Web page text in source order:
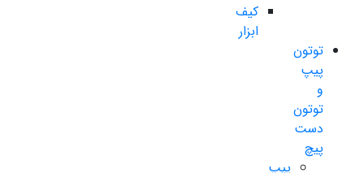
کیف
ابزار
توتون
پیپ
و
توتون
دست
پیچ
پیپ